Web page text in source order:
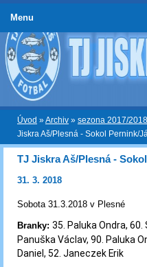
Úvod »Archiv » sezona 2017/2018
Jiskra Aš/Plesná - Sokol Pernink/
TJ Jiskra Aš/Plesná -
31. 3. 2018
Sobota 31.3.2018 v Plesné
Branky: 35. Paluka Ondra,
Panuška Václav, 90. Paluka
Daniel, 52. Janeczek Erik
Menu